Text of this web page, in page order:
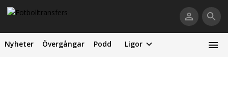
Nyheter Övergångar Podd Ligor